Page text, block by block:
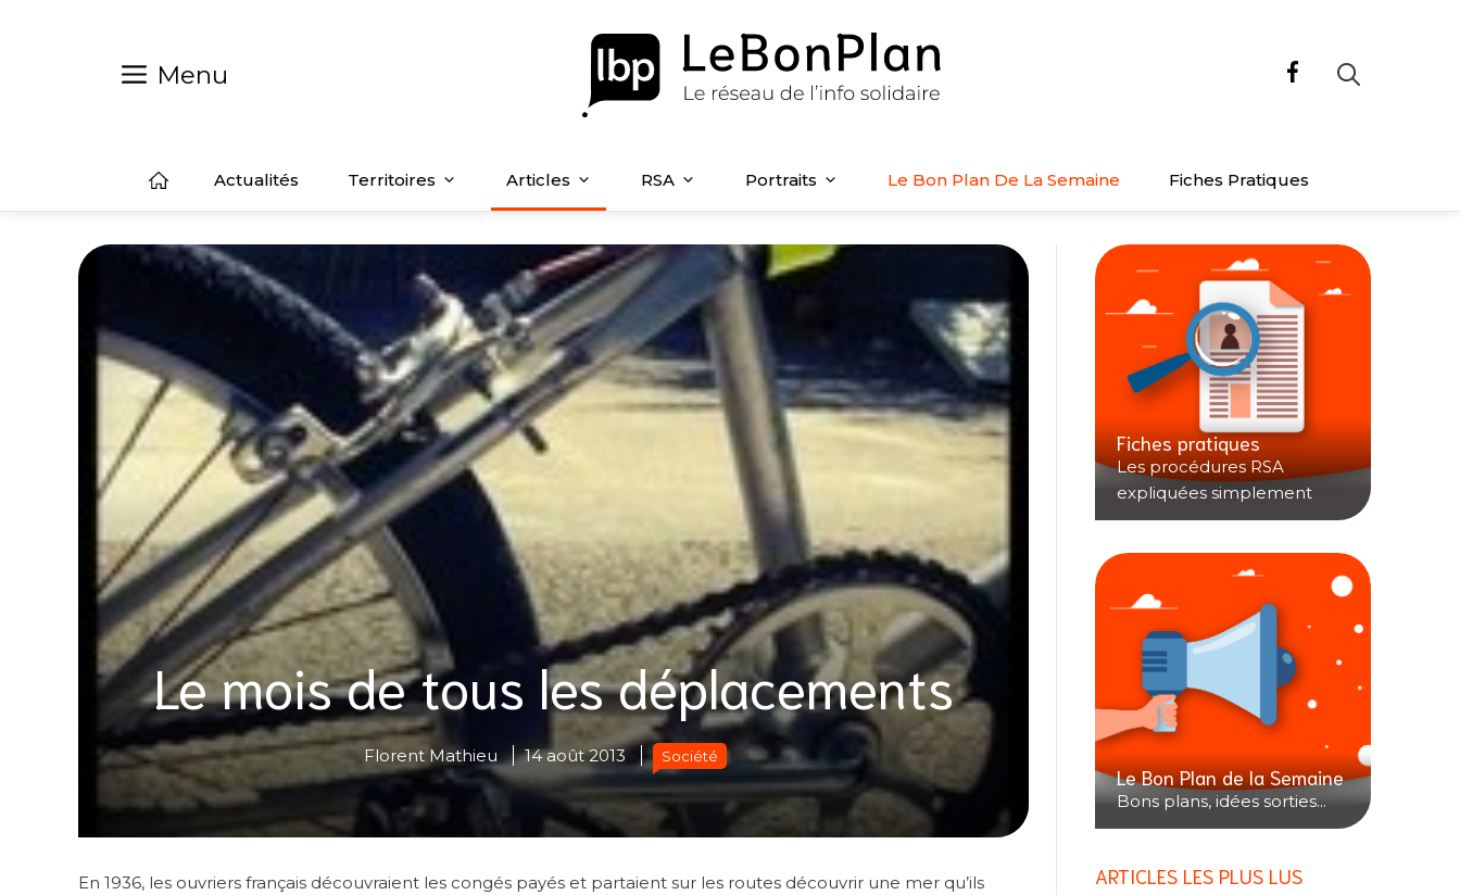
Menu
Actualités Territoires Articles RSA Portraits Le Bon Plan De La Semaine Fiches Pratiques
Le mois de tous les déplacements
Florent Mathieu 14 août 2013 Société
En 1936, les ouvriers français découvraient les congés payés et partaient sur les routes découvrir une mer qu’ils
Fiches pratiques
Les procédures RSA
expliquées simplement
Le Bon Plan de la Semaine
Bons plans, idées sorties...
ARTICLES LES PLUS LUS